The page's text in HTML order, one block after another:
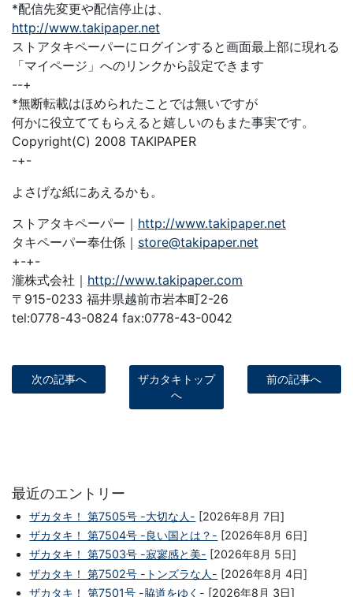
*配信先変更や配信停止は、
http://www.takipaper.net
ストアタキペーパーにログインすると画面最上部に現れる
「マイページ」へのリンクから設定できます
--+
*無断転載はほめられたことでは無いですが
何かに役立ててもらえると嬉しいのもまた事実です。
Copyright(C) 2008 TAKIPAPER
-+-
よさげな紙にあえるかも。
ストアタキペーパー｜ http://www.takipaper.net
タキペーパー奉仕係｜ store@takipaper.net
+-+-
瀧株式会社｜ http://www.takipaper.com
〒915-0233 福井県越前市岩本町2-26
tel:0778-43-0824 fax:0778-43-0042
次の記事へ
ザカタキトップ
へ
前の記事へ
最近のエントリー
ザカタキ！ 第7505号 -大切な人- [2026年8月 7日]
ザカタキ！ 第7504号 -良い国とは？- [2026年8月 6日]
ザカタキ！ 第7503号 -寂寥感と美- [2026年8月 5日]
ザカタキ！ 第7502号 -トンズラな人- [2026年8月 4日]
ザカタキ！ 第7501号 -脇道をゆく- [2026年8月 3日]